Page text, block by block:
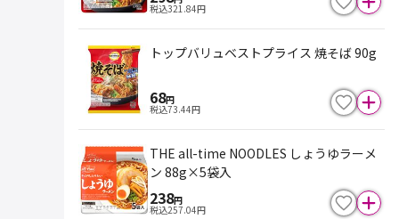
税込321.84円
トップバリュベストプライス 焼そば 90g
68円
税込73.44円
THE all-time NOODLES しょうゆラーメ
ン 88g×5袋入
238円
税込257.04円